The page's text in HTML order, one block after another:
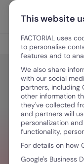
Ir al contenido
Consejos
Consejos
Diez
más
February 24, 2023·
This website
FACTORIAL uses
to personalise
features and to
We also share
with our social
partners, including
other information
they've collected
and partners will
personalization
functionality,
For details on how
Google's Business